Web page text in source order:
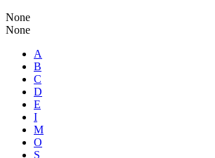
None
None
A
B
C
D
E
I
M
O
S